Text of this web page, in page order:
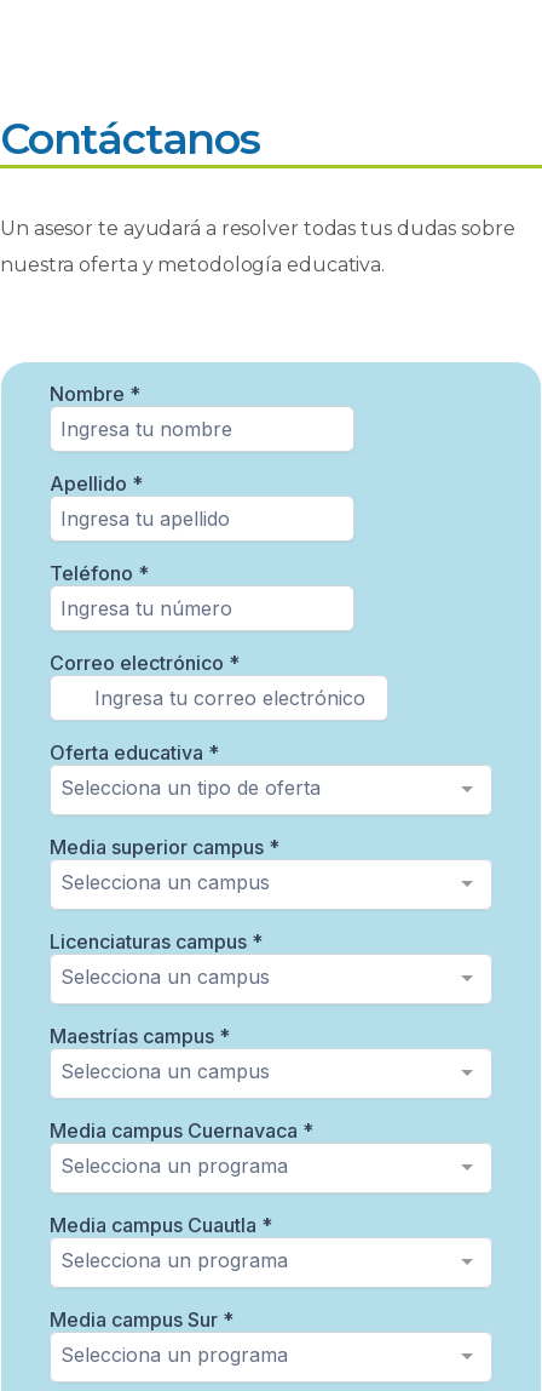
Contáctanos
Un asesor te ayudará a resolver todas tus dudas sobre
nuestra oferta y metodología educativa.